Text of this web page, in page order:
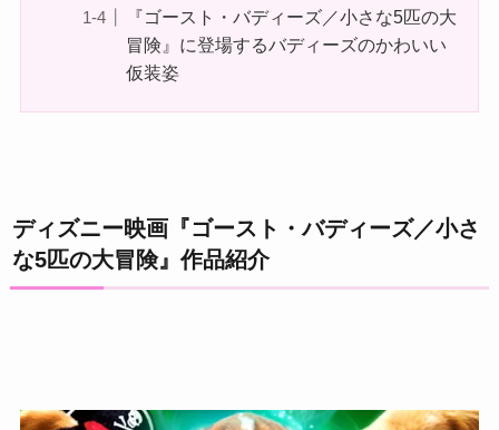
『ゴースト・バディーズ／小さな5匹の大
冒険』に登場するバディーズのかわいい
仮装姿
ディズニー映画『ゴースト・バディーズ／小さ
な5匹の大冒険』作品紹介